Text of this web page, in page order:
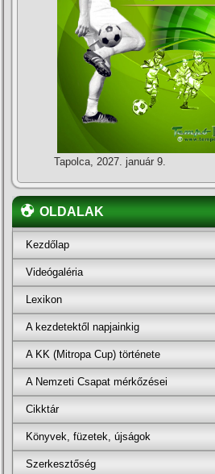
Tapolca, 2027. január 9.
OLDALAK
Kezdőlap
Videógaléria
Lexikon
A kezdetektől napjainkig
A KK (Mitropa Cup) története
A Nemzeti Csapat mérkőzései
Cikktár
Könyvek, füzetek, újságok
Szerkesztőség